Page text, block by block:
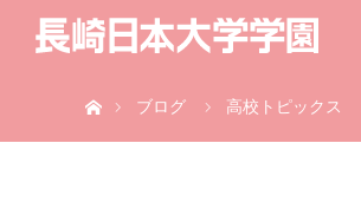
ブログ
高校トピックス